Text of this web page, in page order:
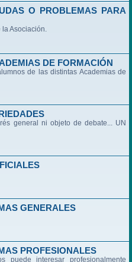
O PROBLEMAS PARA
la Asociación.
DE FORMACIÓN
de las distintas Academias de
general ni objeto de debate... UN
GENERALES
PROFESIONALES
puede interesar profesionalmente